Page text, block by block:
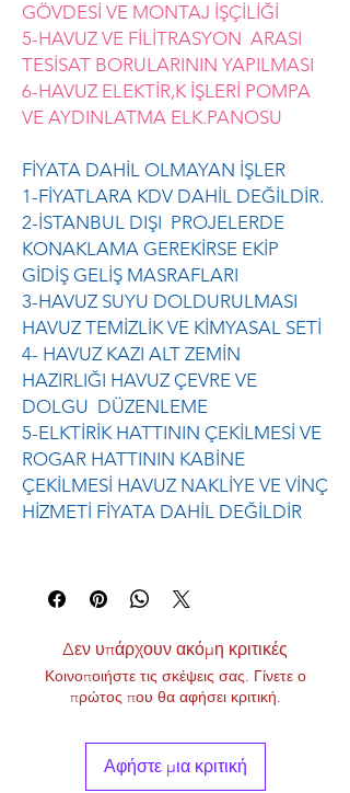
GÖVDESİ VE MONTAJ İŞÇİLİĞİ
5-HAVUZ VE FİLİTRASYON ARASI
TESİSAT BORULARININ YAPILMASI
6-HAVUZ ELEKTİR,K İŞLERİ POMPA
VE AYDINLATMA ELK.PANOSU
FİYATA DAHİL OLMAYAN İŞLER
1-FİYATLARA KDV DAHİL DEĞİLDİR.
2-İSTANBUL DIŞI PROJELERDE
KONAKLAMA GEREKİRSE EKİP
GİDİŞ GELİŞ MASRAFLARI
3-HAVUZ SUYU DOLDURULMASI
HAVUZ TEMİZLİK VE KİMYASAL SETİ
4- HAVUZ KAZI ALT ZEMİN
HAZIRLIĞI HAVUZ ÇEVRE VE
DOLGU DÜZENLEME
5-ELKTİRİK HATTININ ÇEKİLMESİ VE
ROGAR HATTININ KABİNE
ÇEKİLMESİ HAVUZ NAKLİYE VE VİNÇ
HİZMETİ FİYATA DAHİL DEĞİLDİR
Δεν υπάρχουν ακόμη κριτικές
Κοινοποιήστε τις σκέψεις σας. Γίνετε ο
πρώτος που θα αφήσει κριτική.
Αφήστε μια κριτική